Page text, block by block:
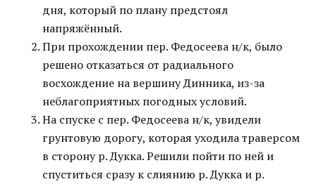
дня, который по плану предстоял
напряжённый.
При прохождении пер. Федосеева н/к, было
решено отказаться от радиального
восхождение на вершину Динника, из-за
неблагоприятных погодных условий.
На спуске с пер. Федосеева н/к, увидели
грунтовую дорогу, которая уходила траверсом
в сторону р. Дукка. Решили пойти по ней и
спуститься сразу к слиянию р. Дукка и р.